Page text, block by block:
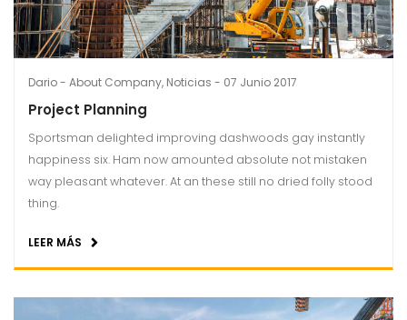
Dario About Company, Noticias 07 Junio 2017
Project Planning
Sportsman delighted improving dashwoods gay instantly
happiness six. Ham now amounted absolute not mistaken
way pleasant whatever. At an these still no dried folly stood
thing.
LEER MÁS